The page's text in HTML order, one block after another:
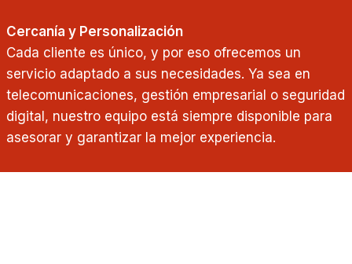
Cercanía y Personalización
Cada cliente es único, y por eso ofrecemos un
servicio adaptado a sus necesidades. Ya sea en
telecomunicaciones, gestión empresarial o seguridad
digital, nuestro equipo está siempre disponible para
asesorar y garantizar la mejor experiencia.